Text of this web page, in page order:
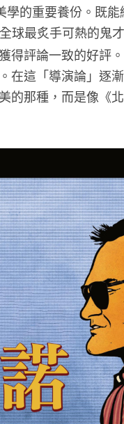
的重要養份。既
球最炙手可熱的鬼
得評論一致的好評
在這「導演論」逐
的那種，而是像《